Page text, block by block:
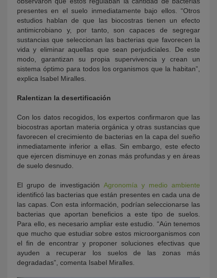
presentes en el suelo inmediatamente bajo ellos. “Otros
estudios hablan de que las biocostras tienen un efecto
antimicrobiano y, por tanto, son capaces de segregar
sustancias que seleccionan las bacterias que favorecen la
vida y eliminar aquellas que sean perjudiciales. De este
modo, garantizan su propia supervivencia y crean un
sistema óptimo para todos los organismos que la habitan”,
explica Isabel Miralles.
Ralentizan la desertificación
Con los datos recogidos, los expertos confirmaron que las
biocostras aportan materia orgánica y otras sustancias que
favorecen el crecimiento de bacterias en la capa del sueño
inmediatamente inferior a ellas. Sin embargo, este efecto
que ejercen disminuye en zonas más profundas y en áreas
de suelo desnudo.
El grupo de investigación Agronomía y medio ambiente
identificó las bacterias que están presentes en cada una de
las capas. Con esta información, podrían seleccionarse las
bacterias que aportan beneficios a este tipo de suelos.
Para ello, es necesario ampliar este estudio. “Aún tenemos
que mucho que estudiar sobre estos microorganismos con
el fin de encontrar y proponer soluciones efectivas que
ayuden a recuperar los suelos de las zonas más
degradadas”, comenta Isabel Miralles.